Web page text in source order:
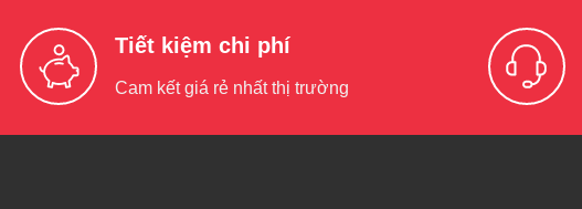
Tiết kiệm chi phí
Cam kết giá rẻ nhất thị trường